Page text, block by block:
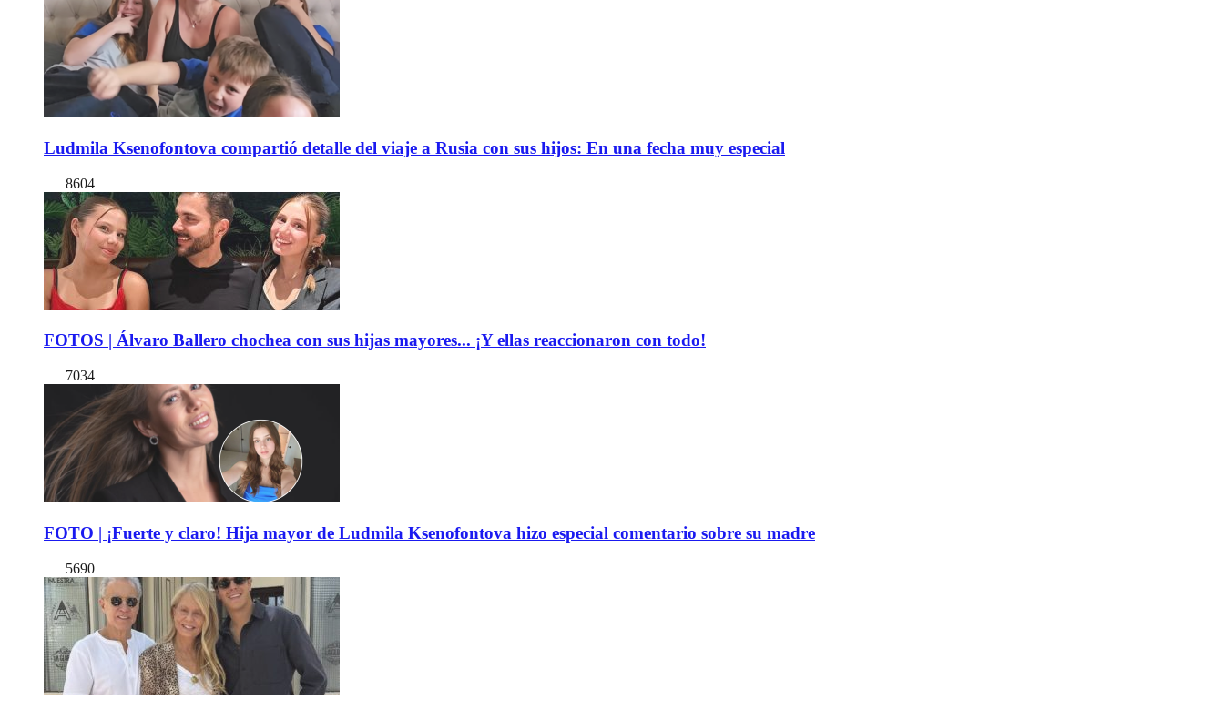
Ludmila Ksenofontova compartió detalle del viaje a Rusia con sus hijos: En una fecha muy especial
8604
FOTOS | Álvaro Ballero chochea con sus hijas mayores... ¡Y ellas reaccionaron con todo!
7034
FOTO | ¡Fuerte y claro! Hija mayor de Ludmila Ksenofontova hizo especial comentario sobre su madre
5690